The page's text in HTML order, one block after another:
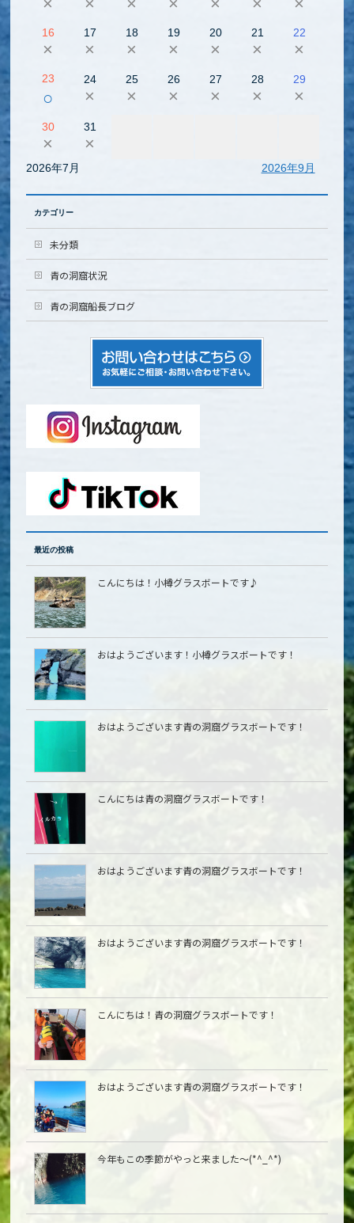
16
×
17
×
18
×
19
×
20
×
21
×
22
×
23
○
24
×
25
×
26
×
27
×
28
×
29
×
30
×
31
×
2026年7月 2026年9月
カテゴリー
未分類
青の洞窟状況
青の洞窟船長ブログ
最近の投稿
こんにちは！小樽グラスボートです♪
おはようございます！小樽グラスボートです！
おはようございます青の洞窟グラスボートです！
こんにちは青の洞窟グラスボートです！
おはようございます青の洞窟グラスボートです！
おはようございます青の洞窟グラスボートです！
こんにちは︎！青の洞窟グラスボートです！
おはようございます青の洞窟グラスボートです！
今年もこの季節がやっと来ました〜(*^_^*)